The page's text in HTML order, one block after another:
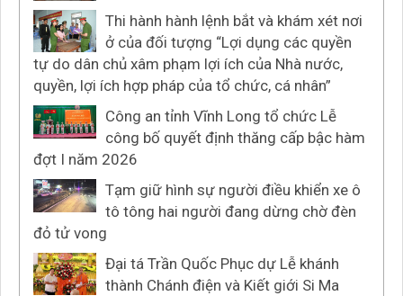
Thi hành hành lệnh bắt và khám xét nơi
ở của đối tượng “Lợi dụng các quyền
tự do dân chủ xâm phạm lợi ích của Nhà nước,
quyền, lợi ích hợp pháp của tổ chức, cá nhân”
Công an tỉnh Vĩnh Long tổ chức Lễ
công bố quyết định thăng cấp bậc hàm
đợt I năm 2026
Tạm giữ hình sự người điều khiển xe ô
tô tông hai người đang dừng chờ đèn
đỏ tử vong
Đại tá Trần Quốc Phục dự Lễ khánh
thành Chánh điện và Kiết giới Si Ma